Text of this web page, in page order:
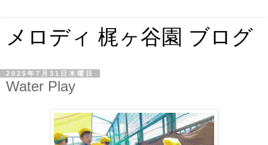
メロディ 梶ヶ谷園 ブログ
2025年7月31日木曜日
Water Play